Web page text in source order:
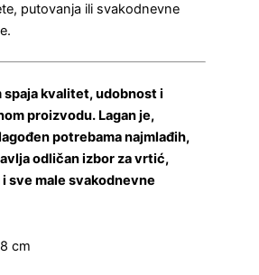
putovanja ili svakodnevne
spaja kvalitet, udobnost i
proizvodu. Lagan je,
potrebama najmlađih,
odličan izbor za vrtić,
sve male svakodnevne
cm